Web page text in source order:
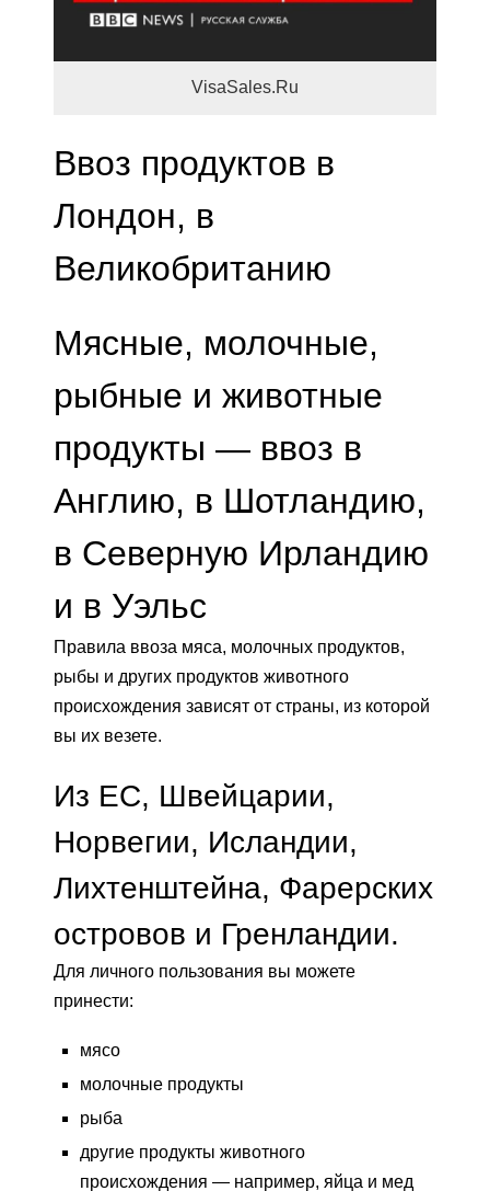
VisaSales.Ru
Ввоз продуктов в
Лондон, в
Великобританию
Мясные, молочные,
рыбные и животные
продукты — ввоз в
Англию, в Шотландию,
в Северную Ирландию
и в Уэльс
Правила ввоза мяса, молочных продуктов,
рыбы и других продуктов животного
происхождения зависят от страны, из которой
вы их везете.
Из ЕС, Швейцарии,
Норвегии, Исландии,
Лихтенштейна, Фарерских
островов и Гренландии.
Для личного пользования вы можете
принести:
мясо
молочные продукты
рыба
другие продукты животного
происхождения — например, яйца и мед